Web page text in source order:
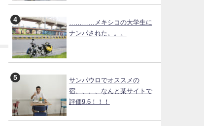
…………メキシコの大学生に
ナンパされた。。。
サンパウロでオススメの
宿、、、、なんと某サイトで
評価9.6！！！